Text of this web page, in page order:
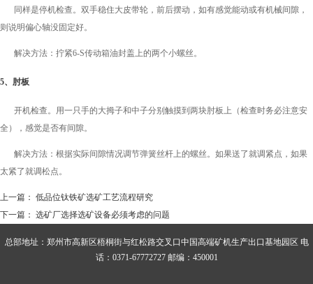
同样是停机检查。双手稳住大皮带轮，前后摆动，如有感觉能动或有机械间隙，
则说明偏心轴没固定好。
解决方法：拧紧6-S传动箱油封盖上的两个小螺丝。
5、肘板
开机检查。用一只手的大拇子和中子分别触摸到两块肘板上（检查时务必注意安
全），感觉是否有间隙。
解决方法：根据实际间隙情况调节弹簧丝杆上的螺丝。如果送了就调紧点，如果
太紧了就调松点。
上一篇： 低品位钛铁矿选矿工艺流程研究
下一篇： 选矿厂选择选矿设备必须考虑的问题
总部地址：郑州市高新区梧桐街与红松路交叉口中国高端矿机生产出口基地园区 电
话：0371-67772727 邮编：450001